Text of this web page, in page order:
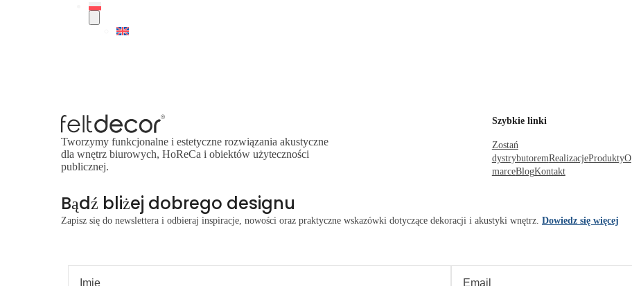
Tworzymy funkcjonalne i estetyczne rozwiązania akustyczne
dla wnętrz biurowych, HoReCa i obiektów użyteczności
publicznej.
Szybkie linki
Zostań
dystrybutoremRealizacjeProduktyO
marceBlogKontakt
Bądź bliżej dobrego designu
Zapisz się do newslettera i odbieraj inspiracje, nowości oraz praktyczne wskazówki dotyczące dekoracji i akustyki wnętrz. Dowiedz się więcej